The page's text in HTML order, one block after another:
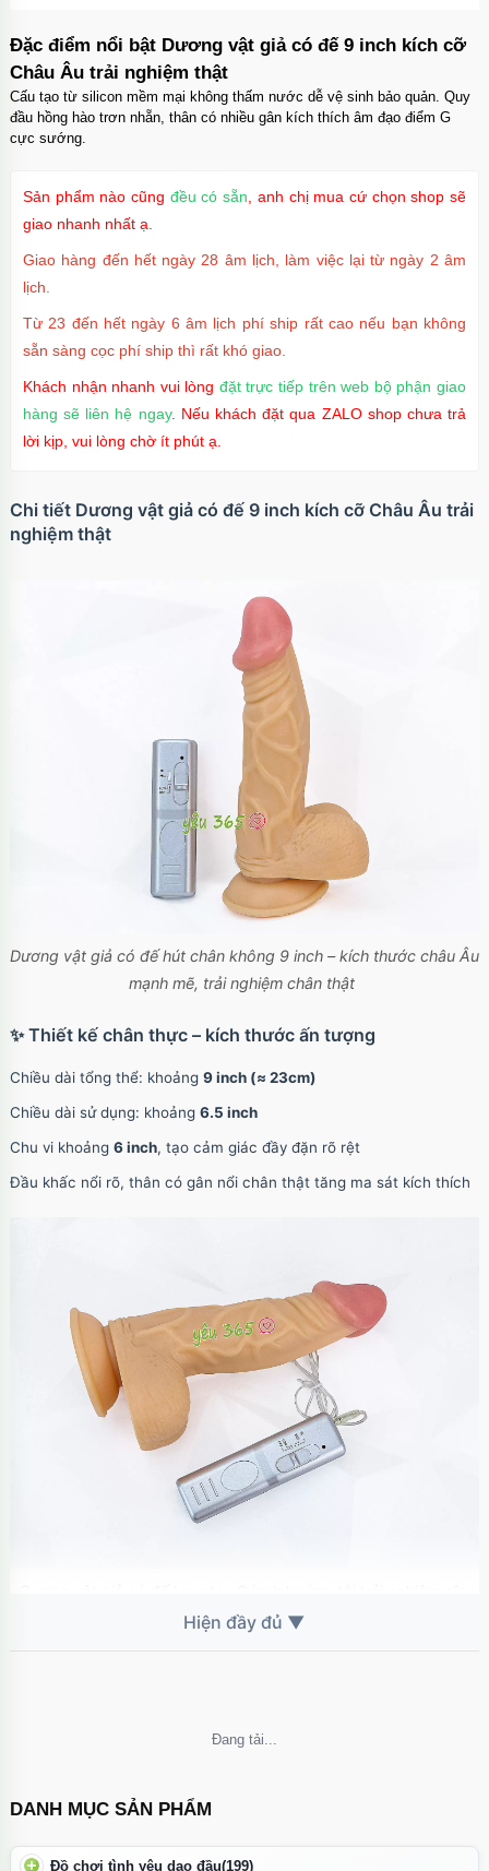
Đặc điểm nổi bật Dương vật giả có đế 9 inch kích cỡ
Châu Âu trải nghiệm thật
Cấu tạo từ silicon mềm mại không thấm nước dễ vệ sinh bảo quản. Quy
đầu hồng hào trơn nhẵn, thân có nhiều gân kích thích âm đạo điểm G
cực sướng.
Sản phẩm nào cũng đều có sẵn , anh chị mua cứ chọn shop sẽ
giao nhanh nhất ạ.
Giao hàng đến hết ngày 28 âm lịch, làm việc lại từ ngày 2 âm
lịch.
Từ 23 đến hết ngày 6 âm lịch phí ship rất cao nếu bạn không
sẵn sàng cọc phí ship thì rất khó giao.
Khách nhận nhanh vui lòng đặt trực tiếp trên web bộ phận giao
hàng sẽ liên hệ ngay. Nếu khách đặt qua ZALO shop chưa trả
lời kịp, vui lòng chờ ít phút ạ.
Chi tiết Dương vật giả có đế 9 inch kích cỡ Châu Âu trải
nghiệm thật
Dương vật giả có đế hút chân không 9 inch – kích thước châu Âu
mạnh mẽ, trải nghiệm chân thật
✨ Thiết kế chân thực – kích thước ấn tượng
Chiều dài tổng thể: khoảng 9 inch (≈ 23cm)
Chiều dài sử dụng: khoảng 6.5 inch
Chu vi khoảng 6 inch, tạo cảm giác đầy đặn rõ rệt
Đầu khấc nổi rõ, thân có gân nổi chân thật tăng ma sát kích thích
và mạnh mẽ, phù hợp người đã quen với kích thước lớn.
Cho phép sử dụng rảnh tay, thử nhiều tư thế khác nhau
Không thể tải nội dung
DANH MỤC SẢN PHẨM
Đồ chơi tình yêu dạo đầu(199)